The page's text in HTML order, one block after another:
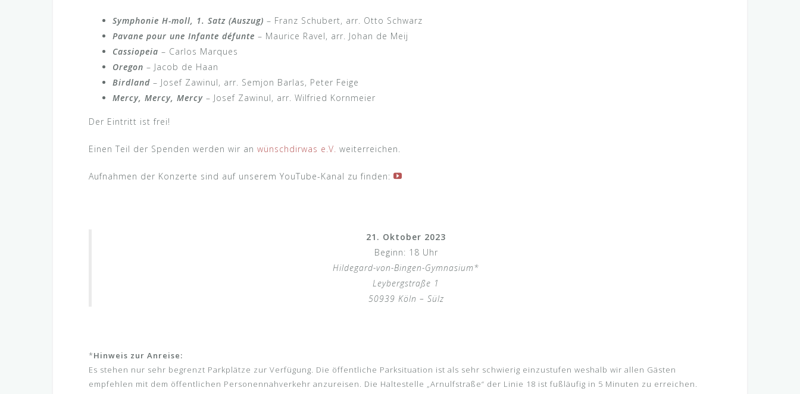
Symphonie H-moll, 1. Satz (Auszug) – Franz Schubert, arr. Otto Schwarz
Pavane pour une Infante défunte – Maurice Ravel, arr. Johan de Meij
Cassiopeia – Carlos Marques
Oregon – Jacob de Haan
Birdland – Josef Zawinul, arr. Semjon Barlas, Peter Feige
Mercy, Mercy, Mercy – Josef Zawinul, arr. Wilfried Kornmeier
Der Eintritt ist frei!
Einen Teil der Spenden werden wir an wünschdirwas e.V. weiterreichen.
Aufnahmen der Konzerte sind auf unserem YouTube-Kanal zu finden:
21. Oktober 2023
Beginn: 18 Uhr
Hildegard-von-Bingen-Gymnasium*
Leybergstraße 1
50939 Köln – Sülz
*Hinweis zur Anreise:
Es stehen nur sehr begrenzt Parkplätze zur Verfügung. Die öffentliche Parksituation ist als sehr schwierig einzustufen weshalb wir allen Gästen
empfehlen mit dem öffentlichen Personennahverkehr anzureisen. Die Haltestelle „Arnulfstraße“ der Linie 18 ist fußläufig in 5 Minuten zu erreichen.